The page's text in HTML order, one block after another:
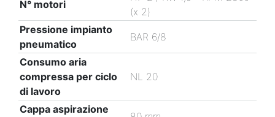
N° motori
(x 2)
Pressione impianto
pneumatico
BAR 6/8
Consumo aria
compressa per ciclo
di lavoro
NL 20
Cappa aspirazione